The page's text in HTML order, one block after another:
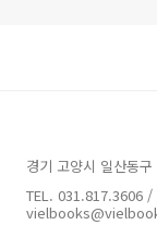
경기 고양시 일산동
TEL. 031.817.3606